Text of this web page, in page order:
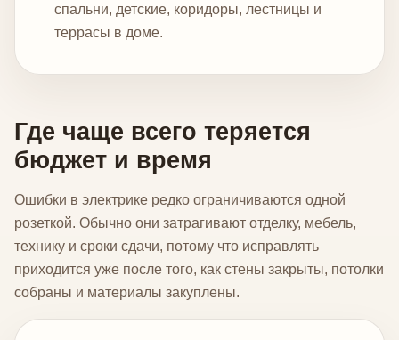
спальни, детские, коридоры, лестницы и
террасы в доме.
Где чаще всего теряется
бюджет и время
Ошибки в электрике редко ограничиваются одной
розеткой. Обычно они затрагивают отделку, мебель,
технику и сроки сдачи, потому что исправлять
приходится уже после того, как стены закрыты, потолки
собраны и материалы закуплены.